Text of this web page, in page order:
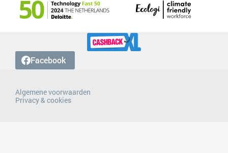
Facebook
Algemene voorwaarden
Privacy & cookies